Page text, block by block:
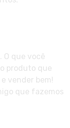
O que você
produto que
vender bem!
que fazemos